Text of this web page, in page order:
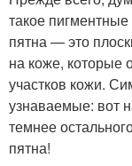
такое
пятна — это
на коже, которые
участков кожи.
узнаваемые: вот
темнее
пятна!